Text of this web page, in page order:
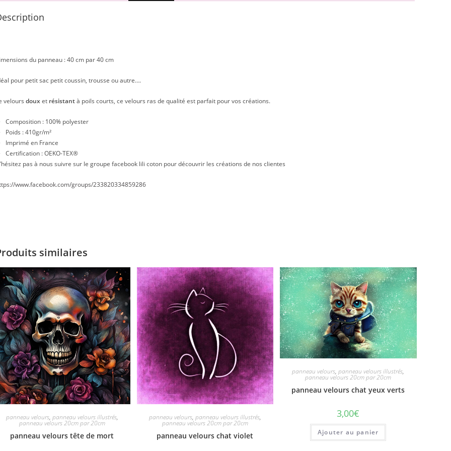
du panneau : 40 cm par 40 cm
pour petit sac petit coussin, trousse ou autre….
velours douxet résistantà poils courts, ce velours ras de qualité est parfait pour vos créations.
Composition : 100% polyester
Poids : 410gr/m²
Imprimé en France
Certification : OEKO-TEX®
pas à nous suivre sur le groupe facebook lili coton pour découvrir les créations de nos clientes
www.facebook.com/groups/233820334859286
similaires
panneau velours, panneau velours illustrés,
panneau velours 20cm par 20cm
panneau velours tête de mort
panneau velours, panneau velours illustrés,
panneau velours 20cm par 20cm
panneau velours chat violet
panneau velours,panneau velours illustrés,
panneau velours 20cm par 20cm
panneau velours chat yeux verts
3,00€
Ajouter au panier